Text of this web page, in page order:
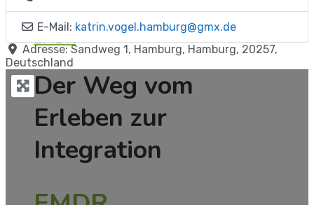
EMDR
Der Weg vom
Erleben zur
Integration
E-Mail: katrin.vogel.hamburg@gmx.de
Adresse:Sandweg 1 , Hamburg, Hamburg, 20257,
Deutschland